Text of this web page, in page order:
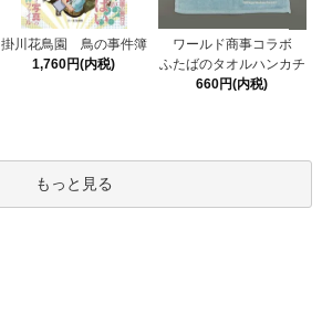
掛川花鳥園 鳥の事件簿
1,760円(内税)
ワールド商事コラボ
ふたばのタオルハンカチ
660円(内税)
もっと見る